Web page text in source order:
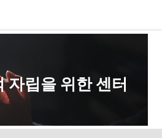
자립을 위한 센터